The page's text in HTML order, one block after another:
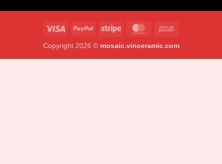
Visa PayPal Stripe MasterCard
Delivery
Copyright 2026 © mosaic.vinceramic.com